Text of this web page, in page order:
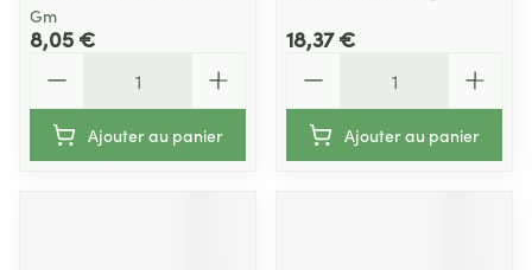
Gm
8,05 €
Ajouter au panier
18,37 €
Ajouter au panier